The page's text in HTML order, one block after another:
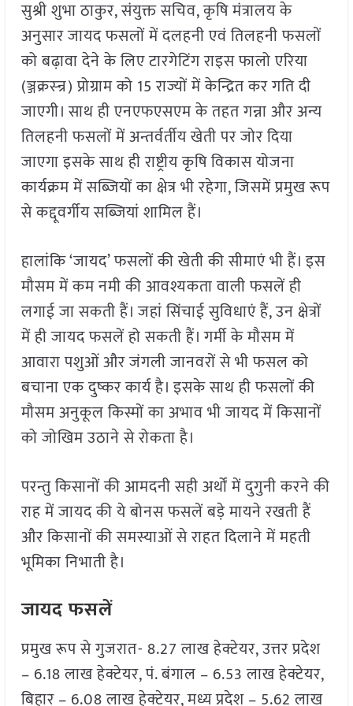
सुश्री शुभा ठाकुर, संयुक्त सचिव, कृषि मंत्रालय के
अनुसार जायद फसलों में दलहनी एवं तिलहनी फसलों
को बढ़ावा देने के लिए टारगेटिंग राइस फालो एरिया
(ञ्जक्रस्न्र) प्रोग्राम को 15 राज्यों में केन्द्रित कर गति दी
जाएगी। साथ ही एनएफएसएम के तहत गन्ना और अन्य
तिलहनी फसलों में अन्तर्वर्तीय खेती पर जोर दिया
जाएगा इसके साथ ही राष्ट्रीय कृषि विकास योजना
कार्यक्रम में सब्जियों का क्षेत्र भी रहेगा, जिसमें प्रमुख रूप
से कद्दूवर्गीय सब्जियां शामिल हैं।
हालांकि ‘जायद’ फसलों की खेती की सीमाएं भी हैं। इस
मौसम में कम नमी की आवश्यकता वाली फसलें ही
लगाई जा सकती हैं। जहां सिंचाई सुविधाएं हैं, उन क्षेत्रों
में ही जायद फसलें हो सकती हैं। गर्मी के मौसम में
आवारा पशुओं और जंगली जानवरों से भी फसल को
बचाना एक दुष्कर कार्य है। इसके साथ ही फसलों की
मौसम अनुकूल किस्मों का अभाव भी जायद में किसानों
को जोखिम उठाने से रोकता है।
परन्तु किसानों की आमदनी सही अर्थों में दुगुनी करने की
राह में जायद की ये बोनस फसलें बड़े मायने रखती हैं
और किसानों की समस्याओं से राहत दिलाने में महती
भूमिका निभाती है।
जायद फसलें
प्रमुख रूप से गुजरात- 8.27 लाख हेक्टेयर, उत्तर प्रदेश
– 6.18 लाख हेक्टेयर, पं. बंगाल – 6.53 लाख हेक्टेयर,
बिहार – 6.08 लाख हेक्टेयर, मध्य प्रदेश – 5.62 लाख